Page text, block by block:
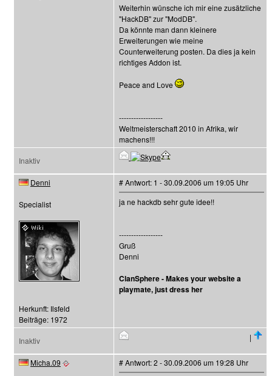
Weiterhin wünsche ich mir eine zusätzliche
"HackDB" zur "ModDB".
Da könnte man dann kleinere
Erweiterungen wie meine
Counterweiterung posten. Da dies ja kein
richtiges Addon ist.
Peace and Love
------------------
Weltmeisterschaft 2010 in Afrika, wir
machens!!!
Inaktiv
Denni
Specialist
Herkunft: Ilsfeld
Beiträge: 1972
# Antwort: 1 - 30.09.2006 um 19:05 Uhr
ja ne hackdb sehr gute idee!!
------------------
Gruß
Denni
ClanSphere - Makes your website a
playmate, just dress her
Inaktiv |
Micha.09
# Antwort: 2 - 30.09.2006 um 19:28 Uhr